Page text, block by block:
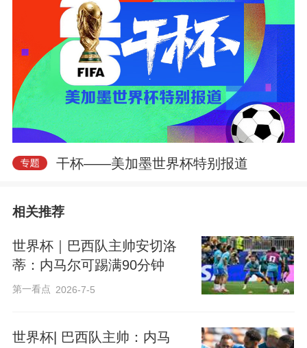
干杯——美加墨世界杯特别报道
相关推荐
世界杯｜巴西队主帅安切洛
蒂：内马尔可踢满90分钟
第一看点 2026-7-5
世界杯| 巴西队主帅：内马